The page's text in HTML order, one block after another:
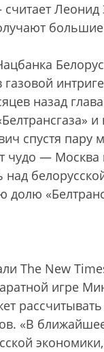
Леонид
назад
спустя пару
чудо —
The New
игре
«В